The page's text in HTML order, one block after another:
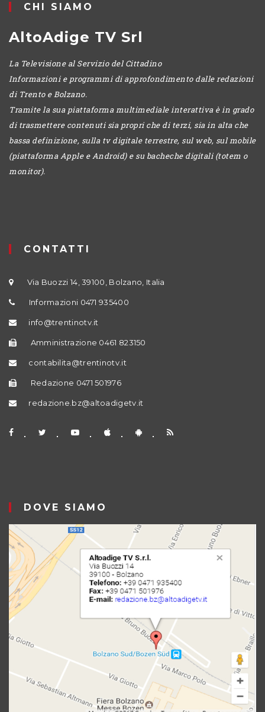
CHI SIAMO
AltoAdige TV Srl
La Televisione al Servizio del Cittadino
Informazioni e programmi di approfondimento dalle redazioni
di Trento e Bolzano.
Tramite la sua piattaforma multimediale interattiva è in grado
di trasmettere contenuti sia propri che di terzi, sia in alta che
bassa definizione, sulla tv digitale terrestre, sul web, sul mobile
(piattaforma Apple e Android) e su bacheche digitali (totem o
monitor).
CONTATTI
Via Buozzi 14, 39100, Bolzano, Italia
Informazioni 0471 935400
info@trentinotv.it
Amministrazione 0461 823150
contabilita@trentinotv.it
Redazione 0471 501976
redazione.bz@altoadigetv.it
DOVE SIAMO